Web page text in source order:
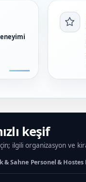
keşif
ilgili organizasyon ve
& Sahne Personel & Hostes